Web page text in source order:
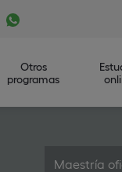
Otros
programas
Maestría